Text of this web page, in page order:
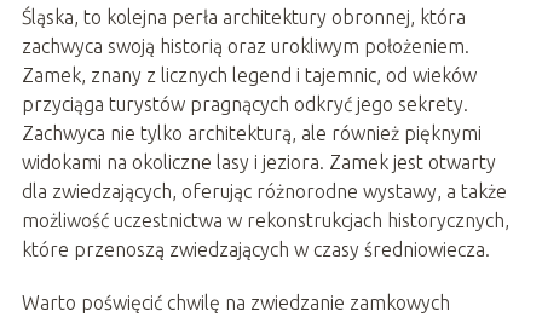
Śląska, to kolejna perła architektury obronnej, która
zachwyca swoją historią oraz urokliwym położeniem.
Zamek, znany z licznych legend i tajemnic, od wieków
przyciąga turystów pragnących odkryć jego sekrety.
Zachwyca nie tylko architekturą, ale również pięknymi
widokami na okoliczne lasy i jeziora. Zamek jest otwarty
dla zwiedzających, oferując różnorodne wystawy, a także
możliwość uczestnictwa w rekonstrukcjach historycznych,
które przenoszą zwiedzających w czasy średniowiecza.
Warto poświęcić chwilę na zwiedzanie zamkowych